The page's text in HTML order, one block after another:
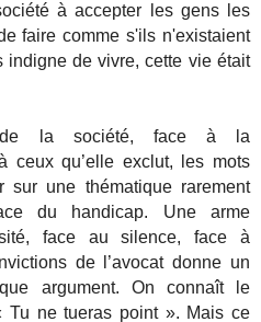
à accepter les gens les
faire comme s'ils n'existaient
indigne de vivre, cette vie était
de la société, face à la
ceux qu’elle exclut, les mots
une thématique rarement
du handicap. Une arme
face au silence, face à
de l’avocat donne un
argument. On connaît le
Tu ne tueras point ». Mais ce